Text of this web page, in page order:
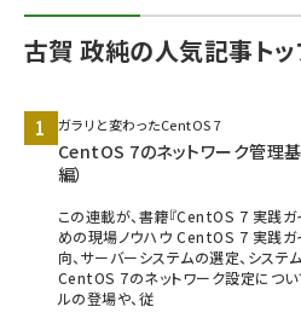
古賀 政純の人気記事トッ
ガラリと変わったCentOS 7
CentOS 7のネットワーク管理
編）
この連載が、書籍『CentOS 7 実践ガ
めの現場ノウハウ CentOS 7 実践
向、サーバーシステムの選定、システ
CentOS 7のネットワーク設定につい
ルの登場や、従